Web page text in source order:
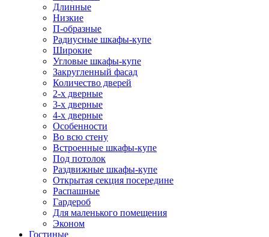
Длинные
Низкие
П-образные
Радиусные шкафы-купе
Широкие
Угловые шкафы-купе
Закругленный фасад
Количество дверей
2-х дверные
3-х дверные
4-х дверные
Особенности
Во всю стену
Встроенные шкафы-купе
Под потолок
Раздвижные шкафы-купе
Открытая секция посередине
Распашные
Гардероб
Для маленького помещения
Эконом
Гостиные